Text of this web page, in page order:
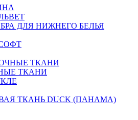
ДЛЯ НИЖНЕГО БЕЛЬЯ
ТКАНИ
ТКАНИ
ТКАНЬ DUCK (ПАНАМА)